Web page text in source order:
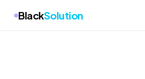
BlackSolution